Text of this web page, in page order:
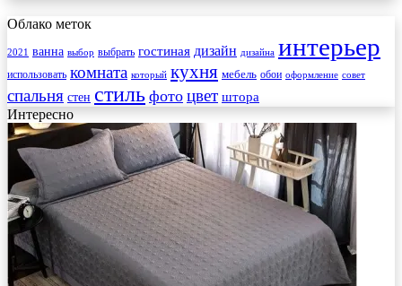
Облако меток
2021 ванна выбор выбрать гостиная дизайн дизайна интерьер
использовать комната который кухня мебель обои оформление совет
спальня стен стиль фото цвет штора
Интересно